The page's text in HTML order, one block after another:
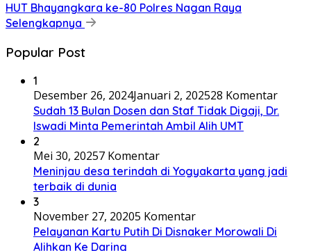
HUT Bhayangkara ke-80 Polres Nagan Raya
Selengkapnya
Popular Post
1
Desember 26, 2024Januari 2, 202528 Komentar
Sudah 13 Bulan Dosen dan Staf Tidak Digaji, Dr.
Iswadi Minta Pemerintah Ambil Alih UMT
2
Mei 30, 20257 Komentar
Meninjau desa terindah di Yogyakarta yang jadi
terbaik di dunia
3
November 27, 20205 Komentar
Pelayanan Kartu Putih Di Disnaker Morowali Di
Alihkan Ke Daring